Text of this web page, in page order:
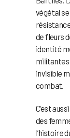
végétal
de fleurs
identité
militantes
invisible
combat.
C’est
des
l’histoire